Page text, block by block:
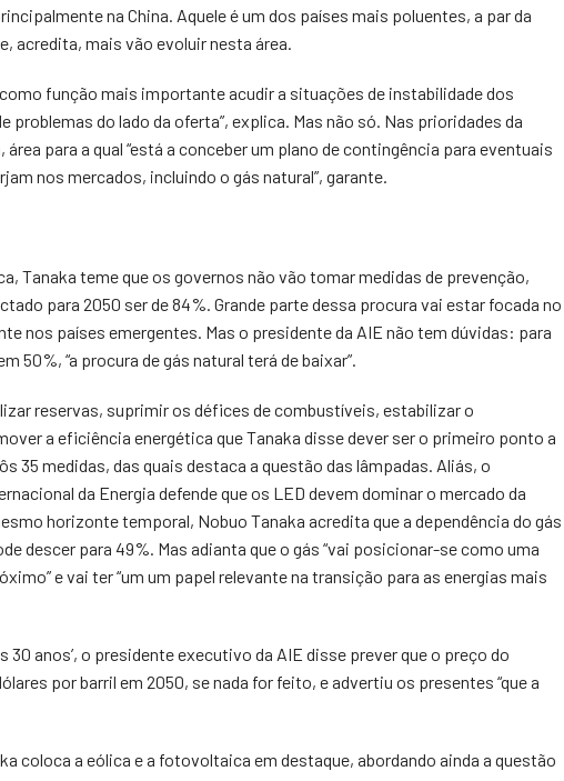
na China. Aquele é um dos países mais poluentes, a par da
acredita, mais vão evoluir nesta área.
função mais importante acudir a situações de instabilidade dos
problemas do lado da oferta”, explica. Mas não só. Nas prioridades da
para a qual “está a conceber um plano de contingência para eventuais
nos mercados, incluindo o gás natural”, garante.
Tanaka teme que os governos não vão tomar medidas de prevenção,
para 2050 ser de 84%. Grande parte dessa procura vai estar focada no
nos países emergentes. Mas o presidente da AIE não tem dúvidas: para
50%, “a procura de gás natural terá de baixar”.
reservas, suprimir os défices de combustíveis, estabilizar o
a eficiência energética que Tanaka disse dever ser o primeiro ponto a
35 medidas, das quais destaca a questão das lâmpadas. Aliás, o
da Energia defende que os LED devem dominar o mercado da
horizonte temporal, Nobuo Tanaka acredita que a dependência do gás
descer para 49%. Mas adianta que o gás “vai posicionar-se como uma
e vai ter “um um papel relevante na transição para as energias mais
30 anos’, o presidente executivo da AIE disse prever que o preço do
por barril em 2050, se nada for feito, e advertiu os presentes “que a
coloca a eólica e a fotovoltaica em destaque, abordando ainda a questão